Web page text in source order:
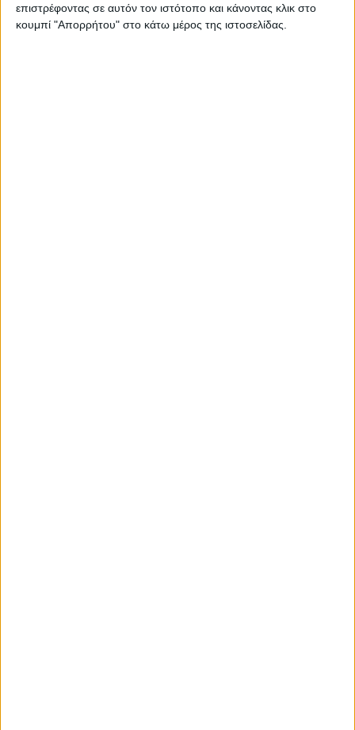
επιστρέφοντας σε αυτόν τον ιστότοπο και κάνοντας κλικ στο
κουμπί "Απορρήτου" στο κάτω μέρος της ιστοσελίδας.